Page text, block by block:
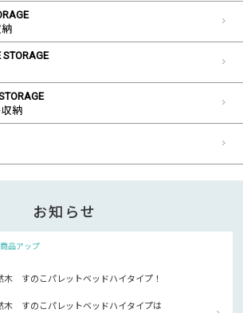
納
STORAGE
納
お知らせ
品アップ
すのこパレットベッドハイタイプ！
すのこパレットベッドハイタイプは